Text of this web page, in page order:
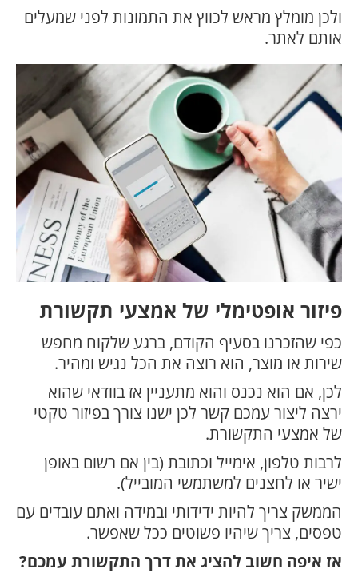
ולכן מומלץ מראש לכווץ את התמונות לפני שמעלים
אותם לאתר.
פיזור אופטימלי של אמצעי תקשורת
כפי שהזכרנו בסעיף הקודם, ברגע שלקוח מחפש
שירות או מוצר, הוא רוצה את הכל נגיש ומהיר.
לכן, אם הוא נכנס והוא מתעניין אז בוודאי שהוא
ירצה ליצור עמכם קשר לכן ישנו צורך בפיזור טקטי
של אמצעי התקשורת.
לרבות טלפון, אימייל וכתובת (בין אם רשום באופן
ישיר או לחצנים למשתמשי המובייל).
הממשק צריך להיות ידידותי ובמידה ואתם עובדים עם
טפסים, צריך שיהיו פשוטים ככל שאפשר.
אז איפה חשוב להציג את דרך התקשורת עמכם?